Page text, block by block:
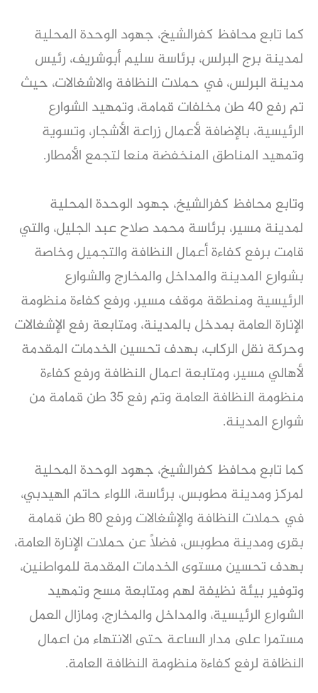
كما تابع محافظ كفرالشيخ، جهود الوحدة المحلية
لمدينة برج البرلس، برئاسة سليم أبوشريف، رئيس
مدينة البرلس، في حملات النظافة والاشغالات، حيث
تم رفع ٤٠ طن مخلفات قمامة، وتمهيد الشوارع
الرئيسية، بالإضافة لأعمال زراعة الأشجار، وتسوية
وتمهيد المناطق المنخفضة منعا لتجمع الأمطار.
وتابع محافظ كفرالشيخ، جهود الوحدة المحلية
لمدينة مسير، برئاسة محمد صلاح عبد الجليل، والتي
قامت برفع كفاءة أعمال النظافة والتجميل وخاصة
بشوارع المدينة والمداخل والمخارج والشوارع
الرئيسية ومنطقة موقف مسير، ورفع كفاءة منظومة
الإنارة العامة بمدخل بالمدينة، ومتابعة رفع الإشغالات
وحركة نقل الركاب، بهدف تحسين الخدمات المقدمة
لأهالي مسير، ومتابعة اعمال النظافة ورفع كفاءة
منظومة النظافة العامة وتم رفع ٣٥ طن قمامة من
شوارع المدينة.
كما تابع محافظ كفرالشيخ، جهود الوحدة المحلية
لمركز ومدينة مطوبس، برئاسة، اللواء حاتم الهيدبي،
في حملات النظافة والإشغالات ورفع ٨٠ طن قمامة
بقرى ومدينة مطوبس، فضلاً عن حملات الإنارة العامة،
بهدف تحسين مستوى الخدمات المقدمة للمواطنين،
وتوفير بيئة نظيفة لهم ومتابعة مسح وتمهيد
الشوارع الرئيسية، والمداخل والمخارج، ومازال العمل
مستمرا على مدار الساعة حتى الانتهاء من اعمال
النظافة لرفع كفاءة منظومة النظافة العامة.